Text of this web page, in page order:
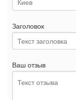
Заголовок
Ваш отзыв